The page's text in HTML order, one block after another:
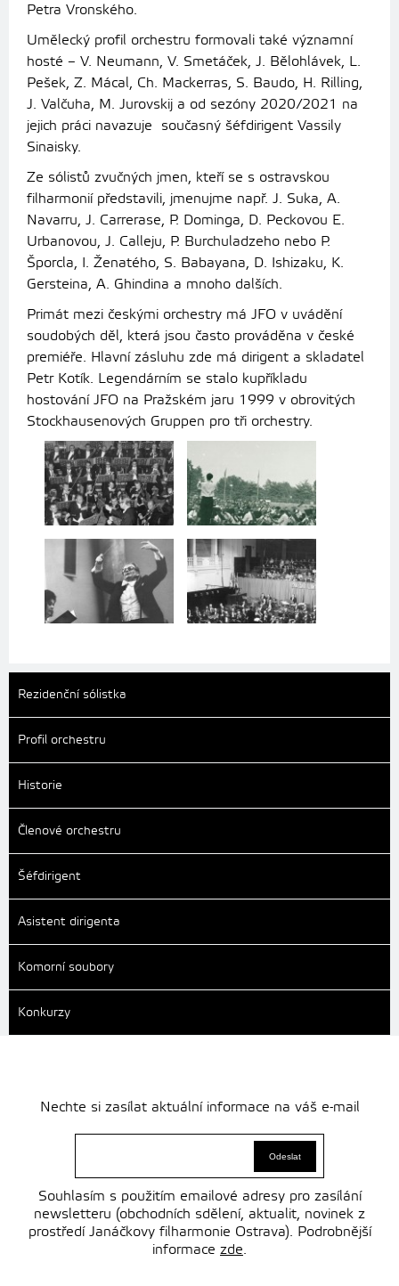
Petra Vronského.
Umělecký profil orchestru formovali také významní
hosté – V. Neumann, V. Smetáček, J. Bělohlávek, L.
Pešek, Z. Mácal, Ch. Mackerras, S. Baudo, H. Rilling,
J. Valčuha, M. Jurovskij a od sezóny 2020/2021 na
jejich práci navazuje současný šéfdirigent Vassily
Sinaisky.
Ze sólistů zvučných jmen, kteří se s ostravskou
filharmonií představili, jmenujme např. J. Suka, A.
Navarru, J. Carrerase, P. Dominga, D. Peckovou E.
Urbanovou, J. Calleju, P. Burchuladzeho nebo P.
Šporcla, I. Ženatého, S. Babayana, D. Ishizaku, K.
Gersteina, A. Ghindina a mnoho dalších.
Primát mezi českými orchestry má JFO v uvádění
soudobých děl, která jsou často prováděna v české
premiéře. Hlavní zásluhu zde má dirigent a skladatel
Petr Kotík. Legendárním se stalo kupříkladu
hostování JFO na Pražském jaru 1999 v obrovitých
Stockhausenových Gruppen pro tři orchestry.
Rezidenční sólistka
Profil orchestru
Historie
Členové orchestru
Šéfdirigent
Asistent dirigenta
Komorní soubory
Konkurzy
Nechte si zasílat aktuální informace na váš e-mail
Souhlasím s použitím emailové adresy pro zasílání
newsletteru (obchodních sdělení, aktualit, novinek z
prostředí Janáčkovy filharmonie Ostrava). Podrobnější
informace zde.